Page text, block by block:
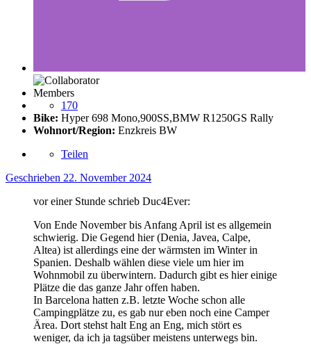
Members
170
Bike: Hyper 698 Mono,900SS,BMW R1250GS Rally
Wohnort/Region: Enzkreis BW
Teilen
Geschrieben 22. November 2024
vor einer Stunde schrieb Duc4Ever:
Von Ende November bis Anfang April ist es allgemein
schwierig. Die Gegend hier (Denia, Javea, Calpe,
Altea) ist allerdings eine der wärmsten im Winter in
Spanien. Deshalb wählen diese viele um hier im
Wohnmobil zu überwintern. Dadurch gibt es hier einige
Plätze die das ganze Jahr offen haben.
In Barcelona hatten z.B. letzte Woche schon alle
Campingplätze zu, es gab nur eben noch eine Camper
Ärea. Dort stehst halt Eng an Eng, mich stört es
weniger, da ich ja tagsüber meistens unterwegs bin.